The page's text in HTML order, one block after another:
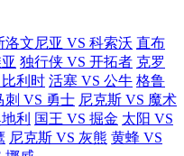
洛文尼亚 VS 科索沃 直布
独行侠 VS 开拓者 克罗
利时 活塞 VS 公牛 格鲁
刺 VS 勇士 尼克斯 VS 魔术
利 国王 VS 掘金 太阳 VS
尼克斯 VS 灰熊 黄蜂 VS